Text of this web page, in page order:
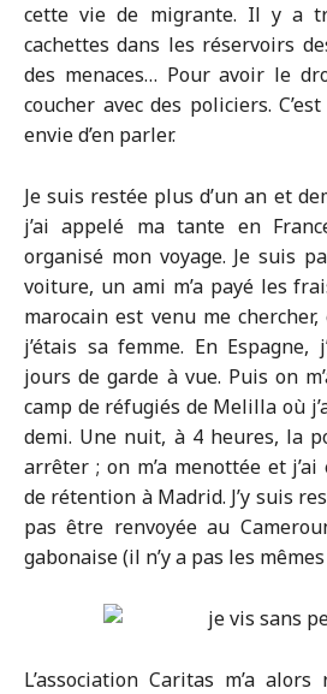
cette vie de migrante. Il y a
cachettes dans les réservoirs
des menaces… Pour avoir le
coucher avec des policiers.
envie d’en parler.
Je suis restée plus d’un an et
j’ai appelé ma tante en
organisé mon voyage. Je suis
voiture, un ami m’a payé les
marocain est venu me
j’étais sa femme. En Espagne,
jours de garde à vue. Puis on
camp de réfugiés de Melilla où
demi. Une nuit, à 4 heures, la
arrêter ; on m’a menottée et
de rétention à Madrid. J’y suis
pas être renvoyée au
gabonaise (il n’y a pas les
L’association Caritas m’a